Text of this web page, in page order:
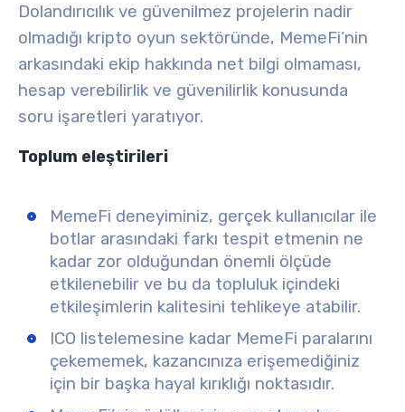
Dolandırıcılık ve güvenilmez projelerin nadir
olmadığı kripto oyun sektöründe, MemeFi’nin
arkasındaki ekip hakkında net bilgi olmaması,
hesap verebilirlik ve güvenilirlik konusunda
soru işaretleri yaratıyor.
Toplum eleştirileri
MemeFi deneyiminiz, gerçek kullanıcılar ile
botlar arasındaki farkı tespit etmenin ne
kadar zor olduğundan önemli ölçüde
etkilenebilir ve bu da topluluk içindeki
etkileşimlerin kalitesini tehlikeye atabilir.
ICO listelemesine kadar MemeFi paralarını
çekememek, kazancınıza erişemediğiniz
için bir başka hayal kırıklığı noktasıdır.